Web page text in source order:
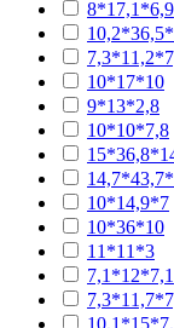
8*17,1*6,9
10*17*10
9*13*2,8
10*10*7,8
10*14,9*7
10*36*10
11*11*3
7,1*12*7,1